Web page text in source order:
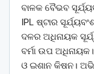
ବାଳକ ବୈଭବ
IPL ଷ୍ଟାର
ଦଳର ଅଧିନାୟକ
ବର୍ମା ଉପ
ଓ ଇଶାନ କିଷନ।